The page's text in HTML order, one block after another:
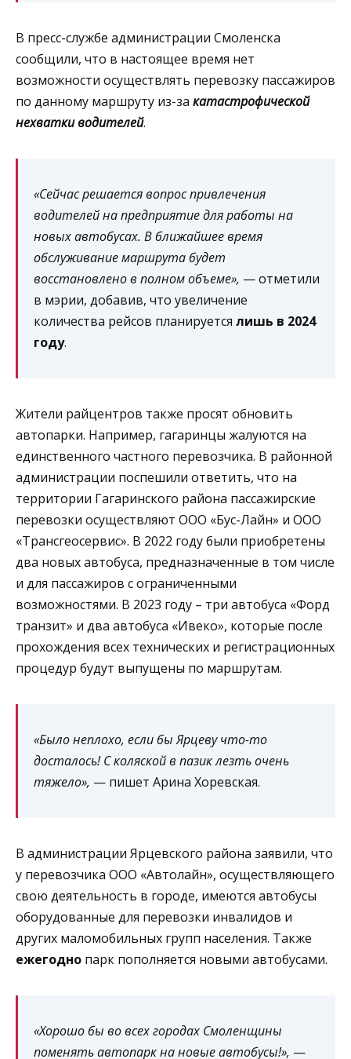
В пресс-службе администрации Смоленска
сообщили, что в настоящее время нет
возможности осуществлять перевозку пассажиров
по данному маршруту из-за катастрофической
нехватки водителей.
«Сейчас решается вопрос привлечения
водителей на предприятие для работы на
новых автобусах. В ближайшее время
обслуживание маршрута будет
восстановлено в полном объеме», — отметили
в мэрии, добавив, что увеличение
количества рейсов планируется лишь в 2024
году.
Жители райцентров также просят обновить
автопарки. Например, гагаринцы жалуются на
единственного частного перевозчика. В районной
администрации поспешили ответить, что на
территории Гагаринского района пассажирские
перевозки осуществляют ООО «Бус-Лайн» и ООО
«Трансгеосервис». В 2022 году были приобретены
два новых автобуса, предназначенные в том числе
и для пассажиров с ограниченными
возможностями. В 2023 году – три автобуса «Форд
транзит» и два автобуса «Ивеко», которые после
прохождения всех технических и регистрационных
процедур будут выпущены по маршрутам.
«Было неплохо, если бы Ярцеву что-то
досталось! С коляской в пазик лезть очень
тяжело», — пишет Арина Хоревская.
В администрации Ярцевского района заявили, что
у перевозчика ООО «Автолайн», осуществляющего
свою деятельность в городе, имеются автобусы
оборудованные для перевозки инвалидов и
других маломобильных групп населения. Также
ежегодно парк пополняется новыми автобусами.
«Хорошо бы во всех городах Смоленщины
поменять автопарк на новые автобусы!», —